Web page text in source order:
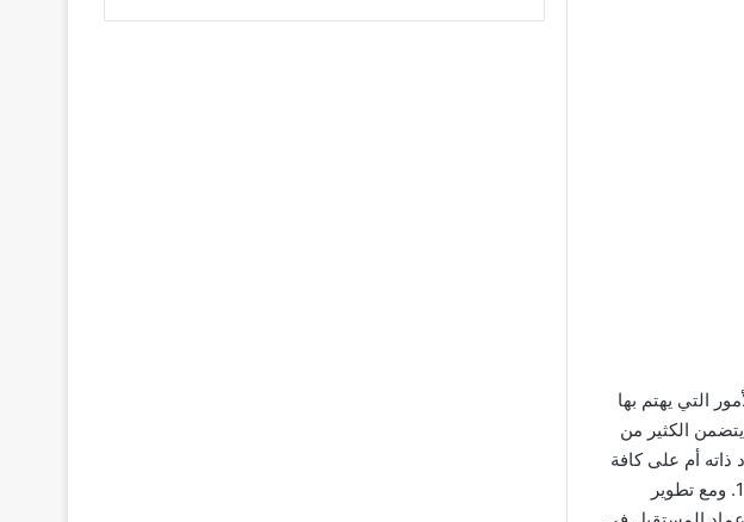
التي يهتم بها
الكثير من
ذاته أم على كافة
شرائح المجتمع. فكثير منا يلاحظ مدى تطور المنهاج السعودي عاماً بعد عام وخصوصا في العام 1447. ومع تطوير